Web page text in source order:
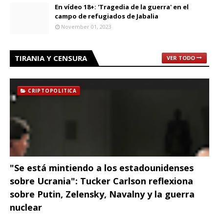
En vídeo 18+: 'Tragedia de la guerra' en el
campo de refugiados de Jabalia
November 01, 2023
TIRANIA Y CENSURA VER TODO
CRIPTOPOLITICA
"Se está mintiendo a los estadounidenses
sobre Ucrania": Tucker Carlson reflexiona
sobre Putin, Zelensky, Navalny y la guerra
nuclear